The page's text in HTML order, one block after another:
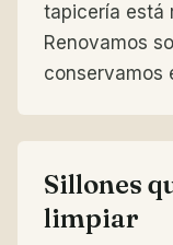
tapicería está
Renovamos
conservamos
Sillones
limpiar